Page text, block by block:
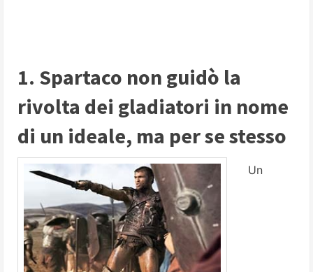
1. Spartaco non guidò la
rivolta dei gladiatori in nome
di un ideale, ma per se stesso
Un